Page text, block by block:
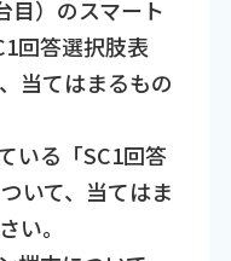
目）のスマート
回答選択肢表
当てはまるもの
いる「SC1回答
いて、当てはま
い。